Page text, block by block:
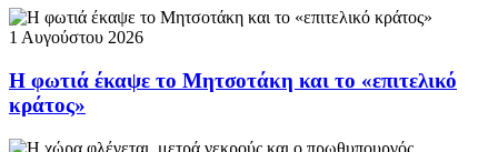
1 Αυγούστου 2026
Η φωτιά έκαψε το Μητσοτάκη και το «επιτελικό
κράτος»